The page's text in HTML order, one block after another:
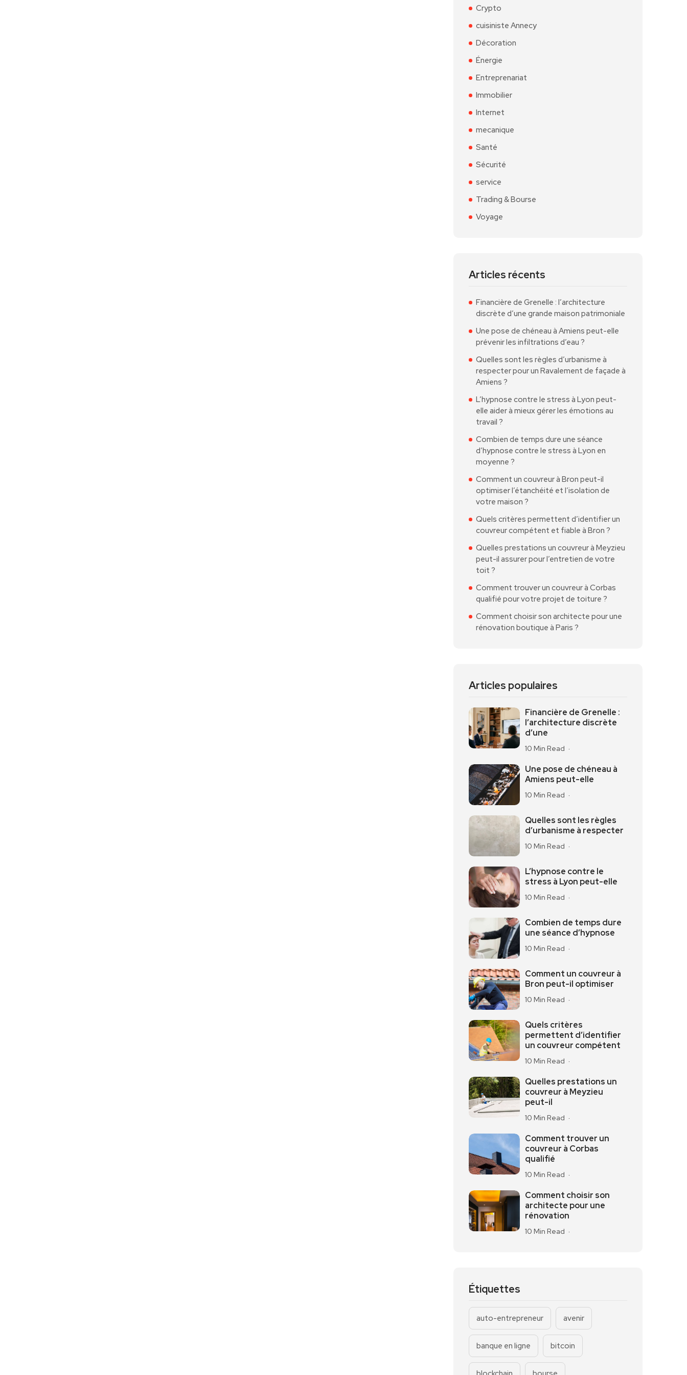
Crypto
cuisiniste Annecy
Décoration
Énergie
Entreprenariat
Immobilier
Internet
mecanique
Santé
Sécurité
service
Trading & Bourse
Voyage
Articles récents
Financière de Grenelle : l’architecture
discrète d’une grande maison patrimoniale
Une pose de chéneau à Amiens peut-elle
prévenir les infiltrations d’eau ?
Quelles sont les règles d’urbanisme à
respecter pour un Ravalement de façade à
Amiens ?
L’hypnose contre le stress à Lyon peut-
elle aider à mieux gérer les émotions au
travail ?
Combien de temps dure une séance
d’hypnose contre le stress à Lyon en
moyenne ?
Comment un couvreur à Bron peut-il
optimiser l’étanchéité et l’isolation de
votre maison ?
Quels critères permettent d’identifier un
couvreur compétent et fiable à Bron ?
Quelles prestations un couvreur à Meyzieu
peut-il assurer pour l’entretien de votre
toit ?
Comment trouver un couvreur à Corbas
qualifié pour votre projet de toiture ?
Comment choisir son architecte pour une
rénovation boutique à Paris ?
Articles populaires
Financière de Grenelle :
l’architecture discrète
d’une
10 Min Read
Une pose de chéneau à
Amiens peut-elle
10 Min Read
Quelles sont les règles
d’urbanisme à respecter
10 Min Read
L’hypnose contre le
stress à Lyon peut-elle
10 Min Read
Combien de temps dure
une séance d’hypnose
10 Min Read
Comment un couvreur à
Bron peut-il optimiser
10 Min Read
Quels critères
permettent d’identifier
un couvreur compétent
10 Min Read
Quelles prestations un
couvreur à Meyzieu
peut-il
10 Min Read
Comment trouver un
couvreur à Corbas
qualifié
10 Min Read
Comment choisir son
architecte pour une
rénovation
10 Min Read
Étiquettes
auto-entrepreneur avenir
banque en ligne bitcoin